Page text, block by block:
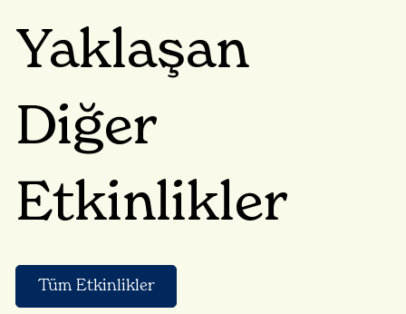
Yaklaşan
Diğer
Etkinlikler
Tüm Etkinlikler